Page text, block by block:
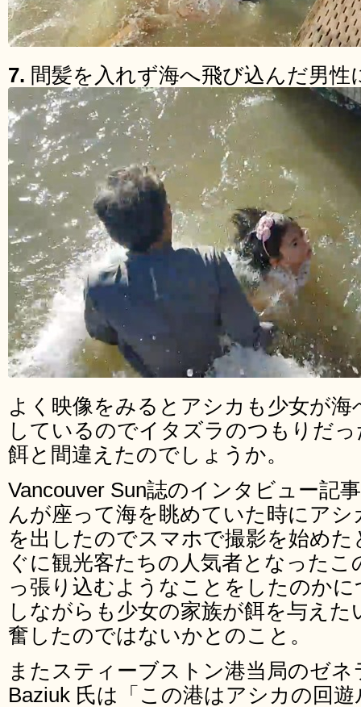
7. 間髪を入れず海へ飛び込んだ男性
よく映像をみるとアシカも少女が
しているのでイタズラのつもりだ
餌と間違えたのでしょうか。
Vancouver Sun誌のインタビュー記
んが座って海を眺めていた時にア
を出したのでスマホで撮影を始め
ぐに観光客たちの人気者となった
っ張り込むようなことをしたのか
しながらも少女の家族が餌を与え
奮したのではないかとのこと。
またスティーブストン港当局のゼ
Baziuk 氏は「この港はアシカの回